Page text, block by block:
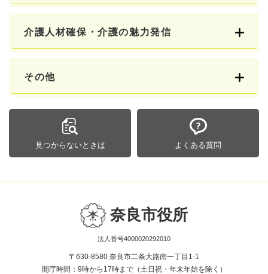
介護人材確保・介護の魅力発信
その他
見つからないときは よくある質問
奈良市役所
法人番号4000020292010
〒630-8580 奈良市二条大路南一丁目1-1
開庁時間：9時から17時まで（土日祝・年末年始を除く）